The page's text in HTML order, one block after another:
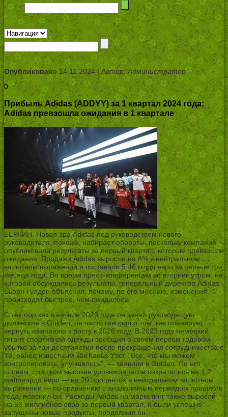
Опубликовано14.11.2024 | Автор: Администратор
0
Прибыль Adidas (ADDYY) за 1 квартал 2024 года:
Adidas превзошла ожидания в 1 квартале
БЕРЛИН. Новая эра Adidas под руководством нового
руководителя, похоже, набирает обороты, поскольку компания
опубликовала результаты за первый квартал, которые превзошли
ожидания. Продажи Adidas выросли на 8% в нейтральном
валютном выражении и составили 5,46 млрд евро за первые три
месяца года. Во время пресс-конференции во вторник утром, на
которой обсуждались результаты, генеральный директор Adidas
Бьорн Гулден объяснил, почему, по его мнению, изменения
происходят быстрее, чем ожидалось.
С тех пор как в начале 2023 года он занял руководящую
должность в Gulden, он часто говорил о том, как планирует
вернуть компанию к росту к 2026 году. В 2023 году немецкий
гигант спортивной одежды сообщил о своем первом годовом
убытке за три десятилетия после прекращения сотрудничества с
Ye, ранее известным как Канье Уэст. “Все, что мы можем
контролировать, улучшилось”, — заявили в Gulden. По его
словам, слишком высокие уровни запасов сократились на 1,2
миллиарда евро — на 20 процентов в нейтральном валютном
выражении — по сравнению с аналогичным периодом прошлого
года, пояснил он. Расходы Adidas на маркетинг также выросли
на 56 миллионов евро за первый квартал, и были успешно
запущены новые продукты, продолжил он.